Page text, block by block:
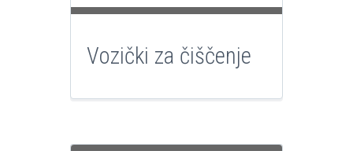
Vozički za čiščenje